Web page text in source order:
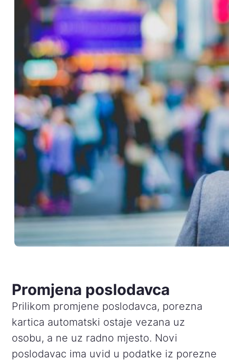
Promjena poslodavca
Prilikom promjene poslodavca, porezna
kartica automatski ostaje vezana uz
osobu, a ne uz radno mjesto. Novi
poslodavac ima uvid u podatke iz porezne